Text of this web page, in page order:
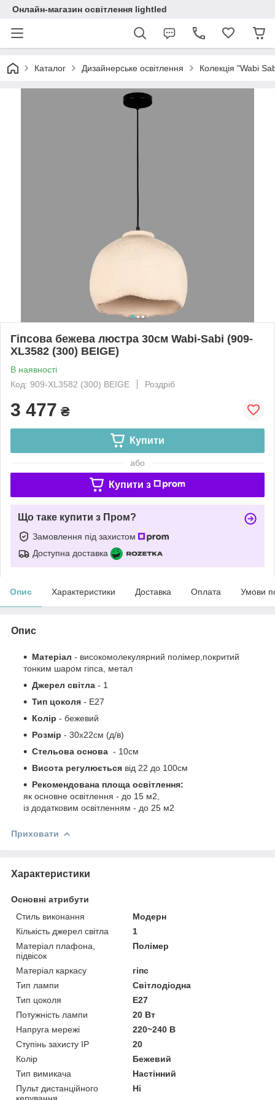
Онлайн-магазин освітлення lightled
Каталог Дизайнерське освітлення Колекція "Wabi
Гіпсова бежева люстра 30см Wabi-Sabi (909-
XL3582 (300) BEIGE)
В наявності
Код: 909-XL3582 (300) BEIGE
Роздріб
3 477 ₴
Купити
або
Купити з
Що таке купити з Пром?
Замовлення під захистом
Доступна доставка
Опис Характеристики Доставка Оплата Умови
Опис
Матеріал - високомолекулярний полімер,покритий
тонким шаром гіпса
метал
Джерел світла - 1
Тип цоколя - Е27
Колір - бежевий
Розмір - 30х22см (д/в)
Стельова основа - 10см
Висота регулюється від 22 до 100см
Рекомендована площа освітлення:
як основне освітлення - до 15 м2,
із додатковим освітленням - до 25 м2
Приховати
Характеристики
Основні атрибути
Стиль виконання
Модерн
Кількість джерел світла
1
Матеріал плафона,
підвісок
Полімер
Матеріал каркасу
гіпс
Тип лампи
Світлодіодна
Тип цоколя
E27
Потужність лампи
20 Вт
Напруга мережі
220~240 В
Ступінь захисту IP
20
Колір
Бежевий
Тип вимикача
Настінний
Пульт дистанційного
керування
Ні